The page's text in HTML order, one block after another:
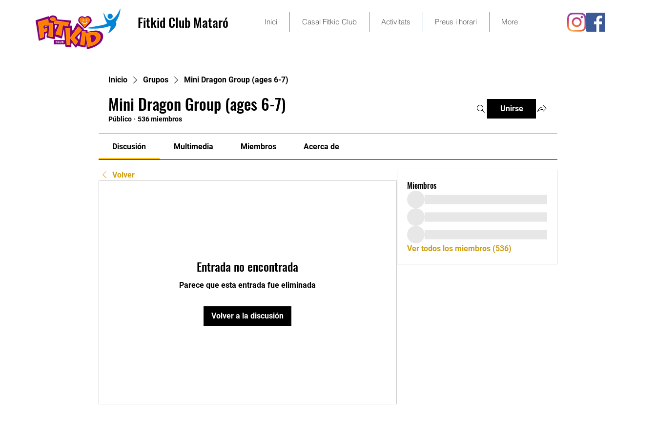
Inici Casal Fitkid Club Activitats Preus i horari More
Fitkid Club Mataró
Inicio Grupos Mini Dragon Group (ages 6-7)
Mini Dragon Group (ages 6-7)
Público · 536 miembros
Unirse
Discusión Multimedia Miembros Acerca de
Volver
Entrada no encontrada
Parece que esta entrada fue eliminada
Volver a la discusión
Miembros
Ver todos los miembros (536)